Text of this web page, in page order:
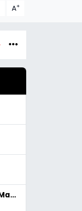
A+
Marmara Denizi - [12.20 km] Marmara (Balıkesir)